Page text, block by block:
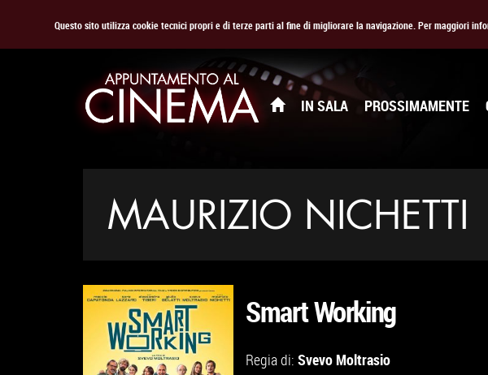
Questo sito utilizza cookie tecnici propri e di terze parti al fine di migliorare la navigazione. Per maggiori
IN SALA PROSSIMAMENTE
MAURIZIO NICHETTI
Smart Working
Regia di: Svevo Moltrasio